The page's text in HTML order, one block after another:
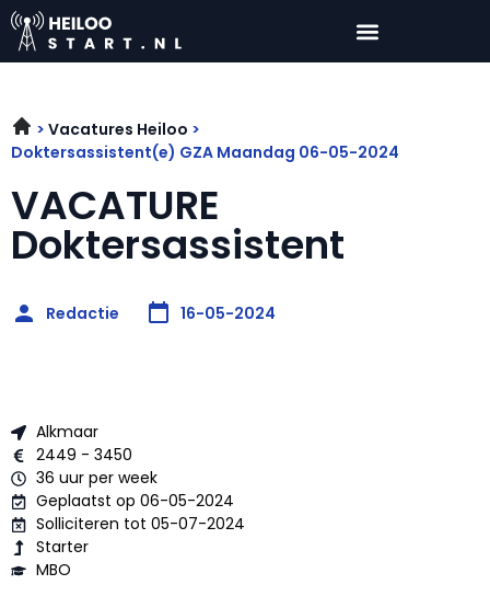
Vacatures Heiloo
Doktersassistent(e) GZA Maandag 06-05-2024
VACATURE
Doktersassistent
Redactie 16-05-2024
Alkmaar
2449 - 3450
36 uur per week
Geplaatst op 06-05-2024
Solliciteren tot 05-07-2024
Starter
MBO